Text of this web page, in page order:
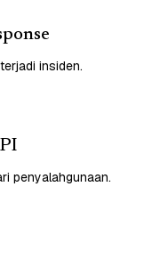
insiden.
penyalahgunaan.